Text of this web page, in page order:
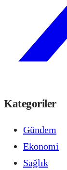
Kategoriler
Gündem
Ekonomi
Sağlık